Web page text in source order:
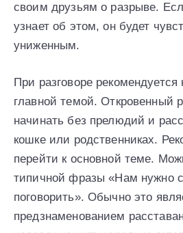
своим друзьям о разрыве.
узнает об этом, он будет
униженным.
При разговоре рекомендуется
главной темой. Откровенный
начинать без прелюдий и
кошке или родственниках.
перейти к основной теме.
типичной фразы «Нам нужно
поговорить». Обычно это
предзнаменованием